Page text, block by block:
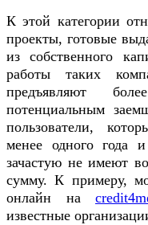
К этой категории
проекты, готовые
из собственного
работы таких
предъявляют
потенциальным
пользователи,
менее одного года и
зачастую не имеют
сумму. К примеру,
онлайн на
известные